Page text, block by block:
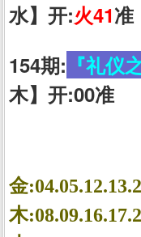
水】开:火41准
154期: 『礼仪
木】开:00准
金
木